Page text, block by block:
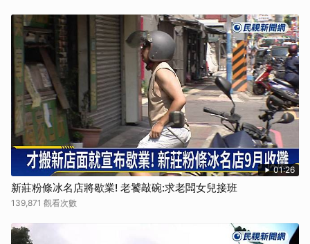
01:26
新莊粉條冰名店將歇業! 老饕敲碗:求老闆女兒接班
139,871 觀看次數